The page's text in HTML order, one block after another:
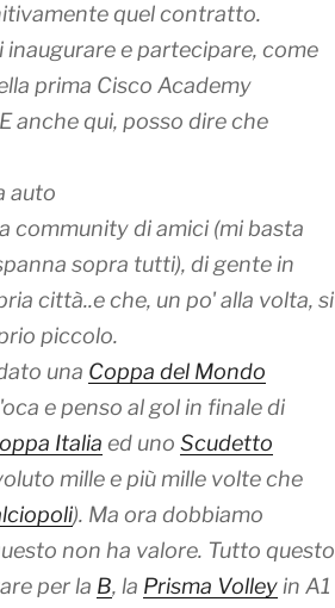
quel contratto.
e partecipare, come
prima Cisco Academy
anche qui, posso dire che
auto
community di amici (mi basta
sopra tutti), di gente in
città..e che, un po' alla volta, si
piccolo.
una Coppa del Mondo
e penso al gol in finale di
Italia ed uno Scudetto
mille e più mille volte che
). Ma ora dobbiamo
non ha valore. Tutto questo
per la B, la Prisma Volleyin A1